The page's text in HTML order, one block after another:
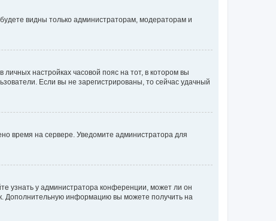
будете видны только администраторам, модераторам и
настройках часовой пояс на тот, в котором вы
Если вы не зарегистрированы, то сейчас удачный
время на сервере. Уведомите администратора для
узнать у администратора конференции, может ли он
Дополнительную информацию вы можете получить на